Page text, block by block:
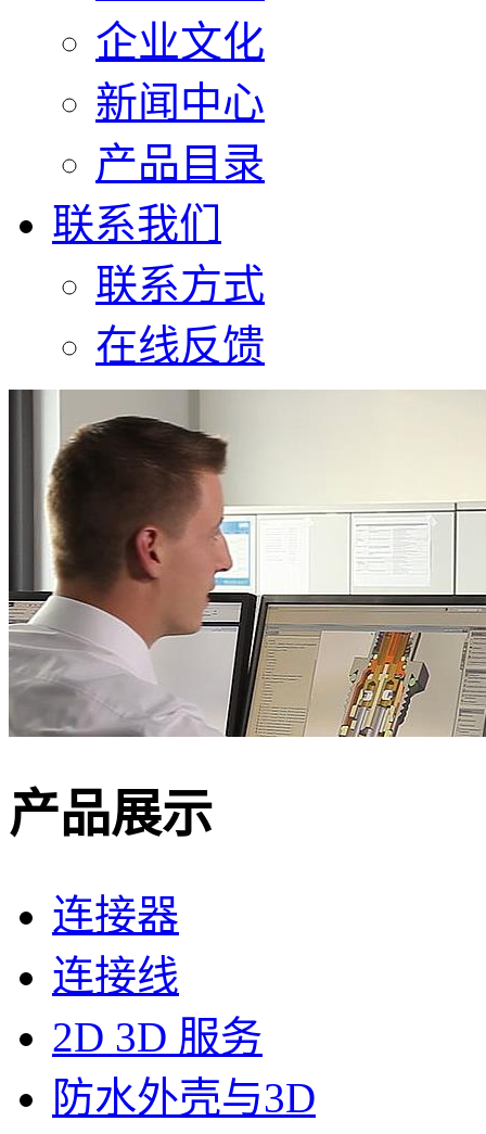
企业文化
新闻中心
产品目录
联系我们
联系方式
在线反馈
产品展示
连接器
连接线
2D 3D 服务
防水外壳与3D